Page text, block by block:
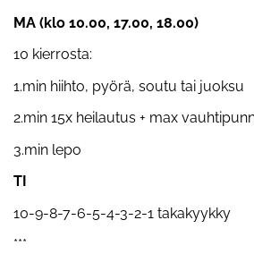
MA (klo 10.00, 17.00, 18.00)
10 kierrosta:
1.min hiihto, pyörä, soutu tai juoksu
2.min 15x heilautus + max
3.min lepo
TI
10-9-8-7-6-5-4-3-2-1 takakyykky
***